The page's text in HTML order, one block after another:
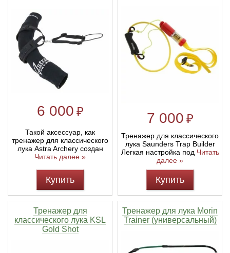
6 000 ₽
Такой аксессуар, как
тренажер для классического
лука Astra Archery создан
Читать далее »
Купить
7 000 ₽
Тренажер для классического
лука Saunders Trap Builder
Легкая настройка под Читать
далее »
Купить
Тренажер для
классического лука KSL
Gold Shot
Тренажер для лука Morin
Trainer (универсальный)